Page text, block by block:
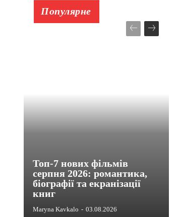
Популярне
Топ-7 нових фільмів
серпня 2026: романтика,
біографії та екранізації
книг
Maryna Kavkalo - 03.08.2026